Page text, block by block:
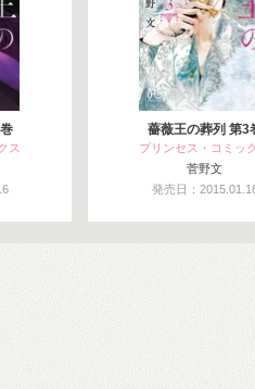
ス
薔薇王の葬列 第3
プリンセス・コミッ
菅野文
発売日：